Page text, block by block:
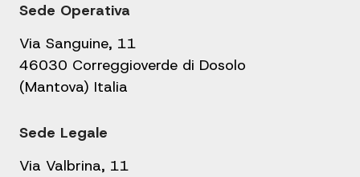
Sede Operativa
Via Sanguine, 11
46030 Correggioverde di Dosolo
(Mantova) Italia
Sede Legale
Via Valbrina, 11